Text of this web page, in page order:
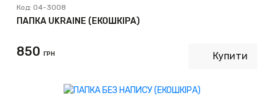
Код: 04-3008
ПАПКА UKRAINE (ЕКОШКІРА)
850 ГРН Купити